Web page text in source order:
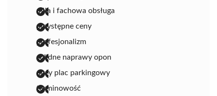
miła i fachowa obsługa
przystępne ceny
profesjonalizm
solidne naprawy opon
duży plac parkingowy
terminowość